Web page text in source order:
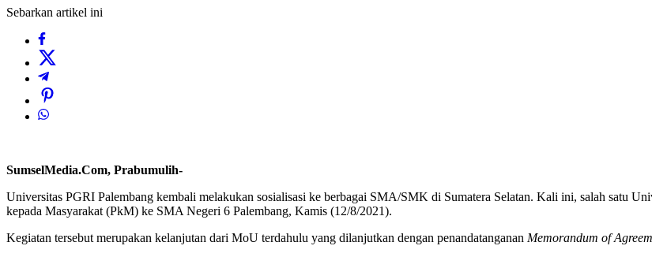
Sebarkan artikel ini
SumselMedia.Com, Prabumulih-
Universitas PGRI Palembang kembali melakukan sosialisasi ke berbagai SMA/SMK di Sumatera Selatan. Kali ini, salah satu
kepada Masyarakat (PkM) ke SMA Negeri 6 Palembang, Kamis (12/8/2021).
Kegiatan tersebut merupakan kelanjutan dari MoU terdahulu yang dilanjutkan dengan penandatanganan Memorandum of